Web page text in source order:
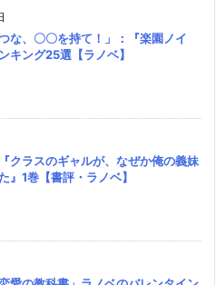
な、〇〇を持て！」：『楽園ノイ
キング25選【ラノベ】
クラスのギャルが、なぜか俺の義妹
』1巻【書評・ラノベ】